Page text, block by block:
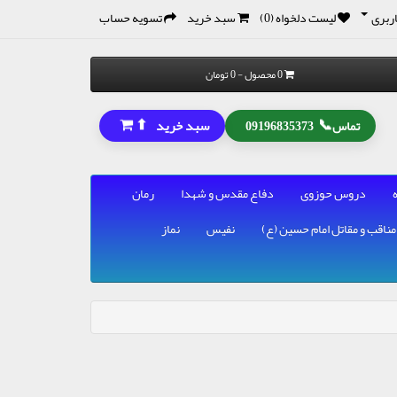
لیست دلخواه (0) سبد خرید تسویه حساب
0 محصول - 0 تومان
تماس📞
09196835373 سبد خرید ⬆
دروس حوزوی دفاع مقدس و شهدا
رمان
مناقب و مقاتل امام حسین (ع) نفیس
نماز